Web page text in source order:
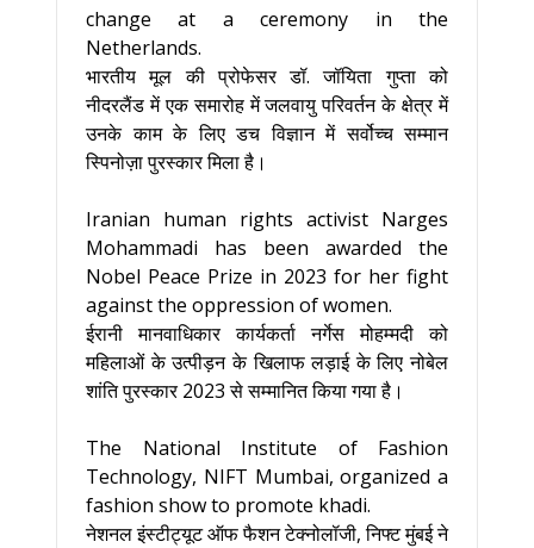
change at a ceremony in the
Netherlands.
भारतीय मूल की प्रोफेसर डॉ. जॉयिता गुप्ता को
नीदरलैंड में एक समारोह में जलवायु परिवर्तन के क्षेत्र में
उनके काम के लिए डच विज्ञान में सर्वोच्च सम्मान
स्पिनोज़ा पुरस्कार मिला है।
Iranian human rights activist Narges
Mohammadi has been awarded the
Nobel Peace Prize in 2023 for her fight
against the oppression of women.
ईरानी मानवाधिकार कार्यकर्ता नर्गेस मोहम्मदी को
महिलाओं के उत्पीड़न के खिलाफ लड़ाई के लिए नोबेल
शांति पुरस्कार 2023 से सम्मानित किया गया है।
The National Institute of Fashion
Technology, NIFT Mumbai, organized a
fashion show to promote khadi.
नेशनल इंस्टीट्यूट ऑफ फैशन टेक्नोलॉजी, निफ्ट मुंबई ने